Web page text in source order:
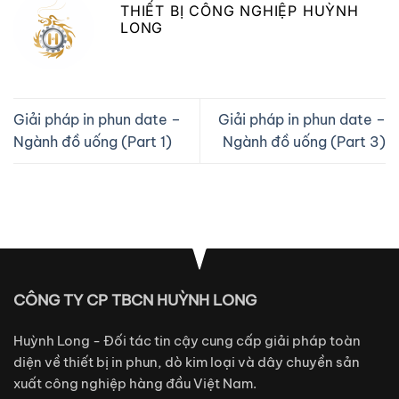
THIẾT BỊ CÔNG NGHIỆP HUỲNH
LONG
Giải pháp in phun date –
Ngành đồ uống (Part 1)
Giải pháp in phun date –
Ngành đồ uống (Part 3)
CÔNG TY CP TBCN HUỲNH LONG
Huỳnh Long - Đối tác tin cậy cung cấp giải pháp toàn
diện về thiết bị in phun, dò kim loại và dây chuyền sản
xuất công nghiệp hàng đầu Việt Nam.